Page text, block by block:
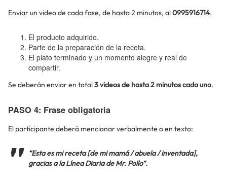
Enviar un video de cada fase, de hasta 2 minutos, al0995916714.
El producto adquirido.
Parte de la preparación de la receta.
El plato terminado y un momento alegre y real de
compartir.
Se deberán enviar en total3 videos de hasta 2 minutos cada uno.
PASO 4: Frase obligatoria
El participante deberá mencionar verbalmente o en texto:
“Esta es mi receta [de mi mamá / abuela / inventada],
gracias a la Línea Diaria de Mr. Pollo”.